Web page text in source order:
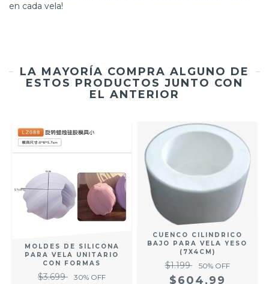
en cada vela!
LA MAYORÍA COMPRA ALGUNO DE
ESTOS PRODUCTOS JUNTO CON
EL ANTERIOR
MOLDES DE SILICONA
PARA VELA UNITARIO
CON FORMAS
$3.699 30% OFF
CUENCO CILINDRICO
BAJO PARA VELA YESO
(7X4CM)
$1.199 50% OFF
$604,99